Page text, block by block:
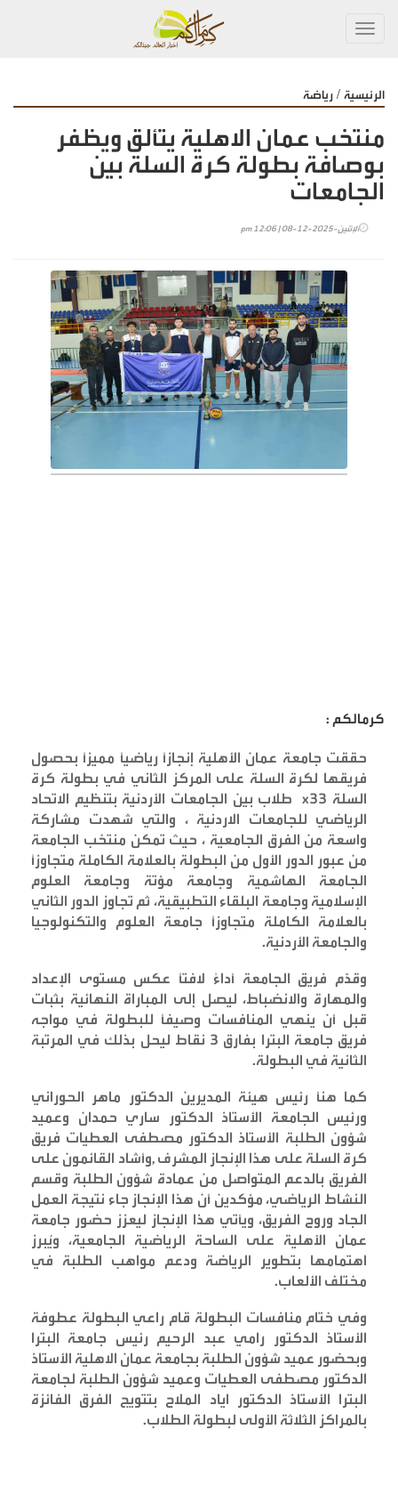
الرئيسية / رياضة
منتخب عمان الاهلية يتألق ويظفر
بوصافة بطولة كرة السلة بين
الجامعات
الإثنين-2025-12-08 | 12:06 pm
كرمالكم :
حققت جامعة عمان الأهلية إنجازًا رياضيًا مميزًا بحصول
فريقها لكرة السلة على المركز الثاني في بطولة كرة
السلة 3
x3 طلاب بين الجامعات الأردنية بتنظيم الاتحاد
الرياضي للجامعات الاردنية ، والتي شهدت مشاركة
واسعة من الفرق الجامعية ، حيث تمكن منتخب الجامعة
من عبور الدور الأول من البطولة بالعلامة الكاملة متجاوزاً
الجامعة الهاشمية وجامعة مؤتة وجامعة العلوم
الإسلامية وجامعة البلقاء التطبيقية، ثم تجاوز الدور الثاني
بالعلامة الكاملة متجاوزاً جامعة العلوم والتكنولوجيا
والجامعة الأردنية.
وقدّم فريق الجامعة أداءً لافتًا عكس مستوى الإعداد
والمهارة والانضباط، ليصل إلى المباراة النهائية بثبات
قبل أن ينهي المنافسات وصيفًا للبطولة في مواجه
فريق جامعة البترا بفارق 3 نقاط ليحل بذلك في المرتبة
الثانية في البطولة.
كما هنأ رئيس هيئة المديرين الدكتور ماهر الحوراني
ورئيس الجامعة الأستاذ الدكتور ساري حمدان وعميد
شؤون الطلبة الأستاذ الدكتور مصطفى العطيات فريق
كرة السلة على هذا الإنجاز المشرف ,وأشاد القائمون على
الفريق بالدعم المتواصل من عمادة شؤون الطلبة وقسم
النشاط الرياضي، مؤكدين أن هذا الإنجاز جاء نتيجة العمل
الجاد وروح الفريق، ويأتي هذا الإنجاز ليعزز حضور جامعة
عمان الأهلية على الساحة الرياضية الجامعية، ويُبرز
اهتمامها بتطوير الرياضة ودعم مواهب الطلبة في
مختلف الألعاب.
وفي ختام منافسات البطولة قام راعي البطولة عطوفة
الأستاذ الدكتور رامي عبد الرحيم رئيس جامعة البترا
وبحضور عميد شؤون الطلبة بجامعة عمان الاهلية الأستاذ
الدكتور مصطفى العطيات وعميد شؤون الطلبة لجامعة
البترا الأستاذ الدكتور اياد الملاح بتتويج الفرق الفائزة
بالمراكز الثلاثة الأولى لبطولة الطلاب.